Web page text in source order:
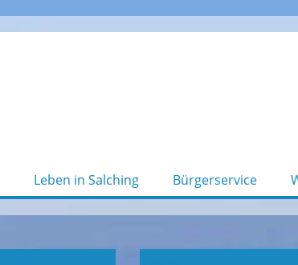
Leben in Salching Bürgerservice